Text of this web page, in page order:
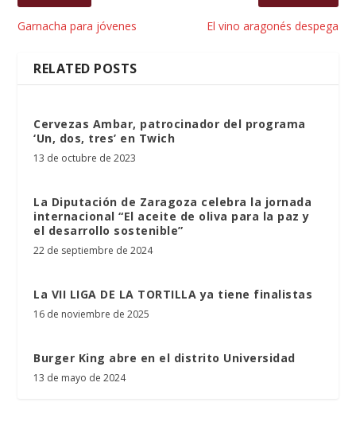
Garnacha para jóvenes El vino aragonés despega
RELATED POSTS
Cervezas Ambar, patrocinador del programa
‘Un, dos, tres’ en Twich
13 de octubre de 2023
La Diputación de Zaragoza celebra la jornada
internacional “El aceite de oliva para la paz y
el desarrollo sostenible”
22 de septiembre de 2024
La VII LIGA DE LA TORTILLA ya tiene finalistas
16 de noviembre de 2025
Burger King abre en el distrito Universidad
13 de mayo de 2024